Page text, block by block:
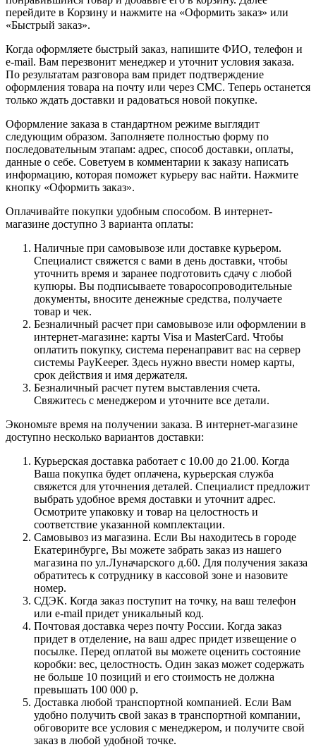
перейдите в Корзину и нажмите на «Оформить заказ» или
«Быстрый заказ».
Когда оформляете быстрый заказ, напишите ФИО, телефон и
e-mail. Вам перезвонит менеджер и уточнит условия заказа.
По результатам разговора вам придет подтверждение
оформления товара на почту или через СМС. Теперь останется
только ждать доставки и радоваться новой покупке.
Оформление заказа в стандартном режиме выглядит
следующим образом. Заполняете полностью форму по
последовательным этапам: адрес, способ доставки, оплаты,
данные о себе. Советуем в комментарии к заказу написать
информацию, которая поможет курьеру вас найти. Нажмите
кнопку «Оформить заказ».
Оплачивайте покупки удобным способом. В интернет-
магазине доступно 3 варианта оплаты:
Наличные при самовывозе или доставке курьером.
Специалист свяжется с вами в день доставки, чтобы
уточнить время и заранее подготовить сдачу с любой
купюры. Вы подписываете товаросопроводительные
документы, вносите денежные средства, получаете
товар и чек.
Безналичный расчет при самовывозе или оформлении в
интернет-магазине: карты Visa и MasterCard. Чтобы
оплатить покупку, система перенаправит вас на сервер
системы PayKeeper. Здесь нужно ввести номер карты,
срок действия и имя держателя.
Безналичный расчет путем выставления счета.
Свяжитесь с менеджером и уточните все детали.
Экономьте время на получении заказа. В интернет-магазине
доступно несколько вариантов доставки:
Курьерская доставка работает с 10.00 до 21.00. Когда
Ваша покупка будет оплачена, курьерская служба
свяжется для уточнения деталей. Специалист предложит
выбрать удобное время доставки и уточнит адрес.
Осмотрите упаковку и товар на целостность и
соответствие указанной комплектации.
Самовывоз из магазина. Если Вы находитесь в городе
Екатеринбурге, Вы можете забрать заказ из нашего
магазина по ул.Луначарского д.60. Для получения заказа
обратитесь к сотруднику в кассовой зоне и назовите
номер.
СДЭК. Когда заказ поступит на точку, на ваш телефон
или e-mail придет уникальный код.
Почтовая доставка через почту России. Когда заказ
придет в отделение, на ваш адрес придет извещение о
посылке. Перед оплатой вы можете оценить состояние
коробки: вес, целостность. Один заказ может содержать
не больше 10 позиций и его стоимость не должна
превышать 100 000 р.
Доставка любой транспортной компанией. Если Вам
удобно получить свой заказ в транспортной компании,
обговорите все условия с менеджером, и получите свой
заказ в любой удобной точке.